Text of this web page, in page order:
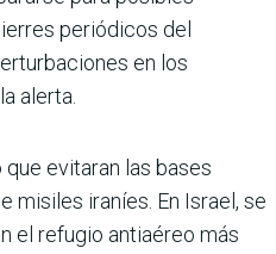
periódicos del
en los
alerta.
evitaran las bases
misiles iraníes. En Israel, se
el refugio antiaéreo más